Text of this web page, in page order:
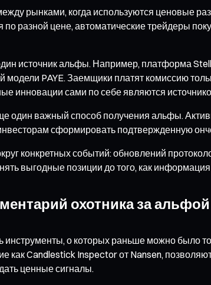
рынками, когда используются ценовые
по разной цене, автоматические трейдеры
источник альфы. Например, платформа
PAYE. Заемщики платят комиссию
инновации сами по себе являются
один важный способ получения альфы.
сформировать подтвержденную
конкретных событий: обновлений
выгодные позиции до того, как
охотника за альфой
инструменты, о которых раньше можно было
как Candlestick Inspector от Nansen,
ценные сигналы.